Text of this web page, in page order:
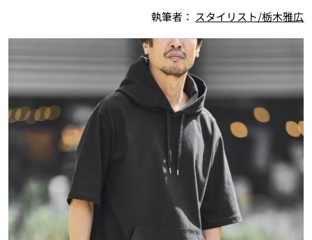
執筆者： スタイリスト/栃木雅広